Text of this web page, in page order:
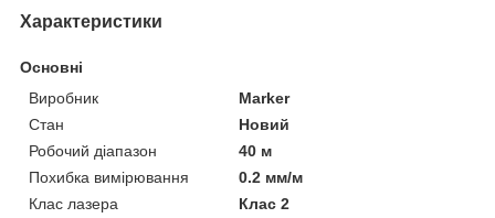
Характеристики
Основні
Виробник
Marker
Стан
Новий
Робочий діапазон
40 м
Похибка вимірювання
0.2 мм/м
Клас лазера
Клас 2